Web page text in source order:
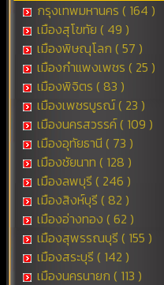
กรุงเทพมหานคร ( 164 )
เมืองสุโขทัย ( 49 )
เมืองพิษณุโลก ( 57 )
เมืองกำแพงเพชร ( 25 )
เมืองพิจิตร ( 83 )
เมืองเพชรบูรณ์ ( 23 )
เมืองนครสวรรค์ ( 109 )
เมืองอุทัยธานี ( 73 )
เมืองชัยนาท ( 128 )
เมืองลพบุรี ( 246 )
เมืองสิงห์บุรี ( 82 )
เมืองอ่างทอง ( 62 )
เมืองสุพรรณบุรี ( 155 )
เมืองสระบุรี ( 142 )
เมืองนครนายก ( 113 )